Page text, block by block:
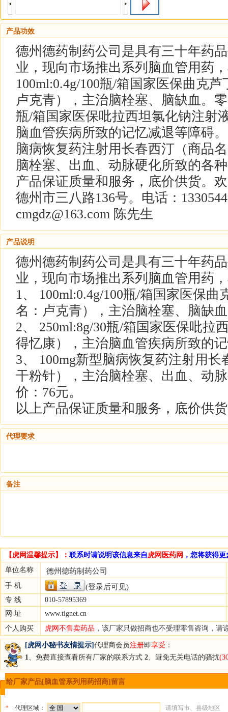
产品功效
德州德药制药公司是具有三十年药
业，现向市场推出系列脑血管用药
100ml:0.4g/100瓶/箱国家医保曲克
卢克青），主治脑栓塞、脑缺血。
瓶/箱国家医保吡拉西坦氯化钠注射
脑血管疾病所致的记忆减退等障碍
脑病恢复药注射用长春西汀（商品
脑栓塞、出血、动脉硬化所致的各
产品保证质量和服务，底价供货。
德州市三八路136号。电话：
cmgdz@163.com 陈先生
产品说明
德州德药制药公司是具有三十年药
业，现向市场推出系列脑血管用药
1、 100ml:0.4g/100瓶/箱国家医保
名：卢克青），主治脑栓塞、脑缺
2、 250ml:8g/30瓶/箱国家医保吡拉
得忆康），主治脑血管疾病所致的
3、 100mg新型脑病恢复药注射用
干粉针），主治脑栓塞、出血、动
价：76元。
以上产品保证质量和服务，底价供
代理要求
备注
【虎网温馨提示】： 联系时请说明该信息来自虎网医药网 ，您将获得
单位名称
德州德药制药公司
手 机 (登录后可见)
专 线
010-57895369
网 址
www.tignet.cn
个人购买
虎网不售卖药品 ，该厂家只做招商也不受理零售咨询，请
[虎网小秘书友情提示] 代理商会员注册即享受 ：
1、免费直接查看所有厂家的联系方式 2、避免无关电话的骚扰
给厂家产品[脑血管系列用药招商]留言
* 代理区域：
请填写市、县级地区